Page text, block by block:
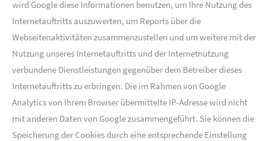
wird Google diese Informationen benutzen, um Ihre Nutzung des
Internetauftritts auszuwerten, um Reports über die
Webseitenaktivitäten zusammenzustellen und um weitere mit der
Nutzung unseres Internetauftritts und der Internetnutzung
verbundene Dienstleistungen gegenüber dem Betreiber dieses
Internetauftritts zu erbringen. Die im Rahmen von Google
Analytics von Ihrem Browser übermittelte IP-Adresse wird nicht
mit anderen Daten von Google zusammengeführt. Sie können die
Speicherung der Cookies durch eine entsprechende Einstellung